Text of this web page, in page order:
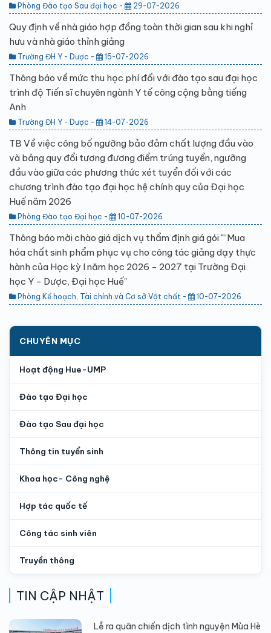
Phòng Đào tạo Sau đại học - 29-07-2026
Quy định về nhà giáo hợp đồng toàn thời gian sau khi nghỉ
hưu và nhà giáo thỉnh giảng
Trường ĐH Y - Dược - 15-07-2026
Thông báo về mức thu học phí đối với đào tạo sau đại học
trình độ Tiến sĩ chuyên ngành Y tế công cộng bằng tiếng
Anh
Trường ĐH Y - Dược - 14-07-2026
TB Về việc công bố ngưỡng bảo đảm chất lượng đầu vào
và bảng quy đổi tương đương điểm trúng tuyển, ngưỡng
đầu vào giữa các phương thức xét tuyển đối với các
chương trình đào tạo đại học hệ chính quy của Đại học
Huế năm 2026
Phòng Đào tạo Đại học - 10-07-2026
Thông báo mời chào giá dịch vụ thẩm định giá gói "“Mua
hóa chất sinh phẩm phục vụ cho công tác giảng dạy thực
hành của Học kỳ I năm học 2026 - 2027 tại Trường Đại
học Y - Dược, Đại học Huế"
Phòng Kế hoạch, Tài chính và Cơ sở Vật chất - 10-07-2026
CHUYÊN MỤC
Hoạt động Hue-UMP
Đào tạo Đại học
Đào tạo Sau đại học
Thông tin tuyển sinh
Khoa học- Công nghệ
Hợp tác quốc tế
Công tác sinh viên
Truyền thông
TIN CẬP NHẬT
Lễ ra quân chiến dịch tình nguyện Mùa Hè